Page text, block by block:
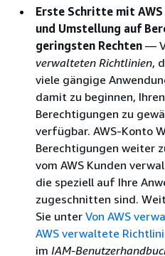
Erste Schritte mit
und Umstellung auf
geringsten Rechten —
verwalteten Richtlinien,
viele gängige
damit zu beginnen,
Berechtigungen zu
verfügbar. AWS-Konto
Berechtigungen weiter
vom AWS Kunden
die speziell auf Ihre
zugeschnitten sind.
Sie unter Von AWS
AWS verwaltete
im IAM-